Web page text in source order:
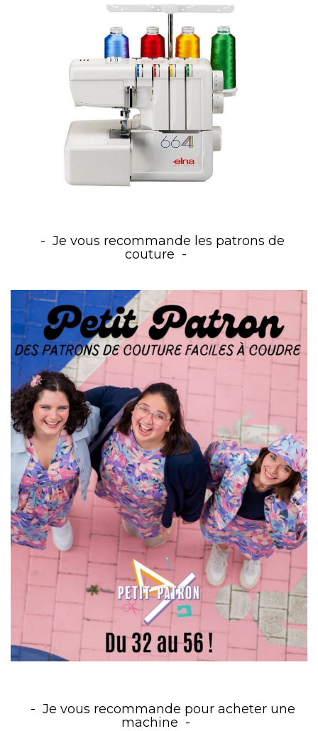
Je vous recommande les patrons de
couture
Je vous recommande pour acheter une
machine